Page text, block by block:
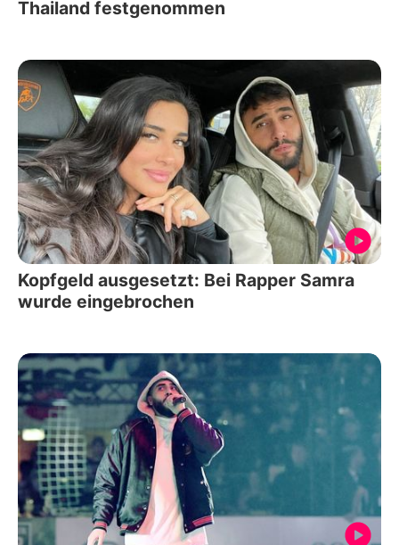
Thailand festgenommen
Kopfgeld ausgesetzt: Bei Rapper Samra
wurde eingebrochen